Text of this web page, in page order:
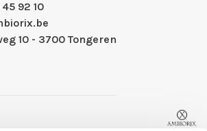
92 10
10 - 3700 Tongeren